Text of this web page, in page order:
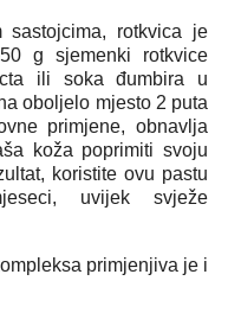
sastojcima, rotkvica je
g sjemenki rotkvice
ili soka đumbira u
oboljelo mjesto 2 puta
primjene, obnavlja
koža poprimiti svoju
koristite ovu pastu
uvijek svježe
primjenjiva je i